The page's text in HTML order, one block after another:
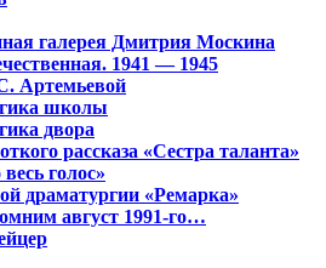
галерея Дмитрия Москина
1941 — 1945
Артемьевой
школы
двора
рассказа «Сестра таланта»
голос»
драматургии «Ремарка»
август 1991-го…